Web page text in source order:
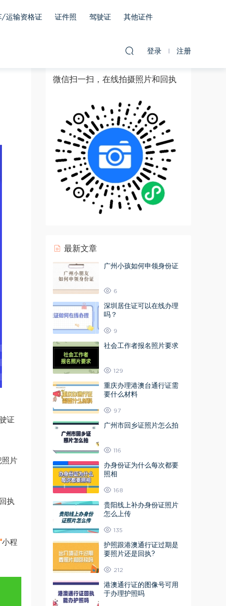
/运输资格证 证件照 驾驶证 其他证件
登录 注册
证
照片
执
小程
微信扫一扫，在线拍摄照片和回执
最新文章
广州小孩如何申领身份证
6
深圳居住证可以在线办理
吗？
9
社会工作者报名照片要求
129
重庆办理港澳台通行证需
要什么材料
97
广州市回乡证照片怎么拍
116
办身份证为什么每次都要
照相
168
贵阳线上补办身份证照片
怎么上传
135
护照跟港澳通行证过期是
要照片还是回执?
212
港澳通行证的图像号可用
于办理护照吗